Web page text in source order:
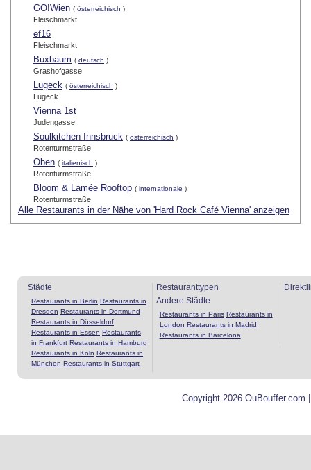
GO!Wien ( österreichisch )
Fleischmarkt
ef16
Fleischmarkt
Buxbaum ( deutsch )
Grashofgasse
Lugeck ( österreichisch )
Lugeck
Vienna 1st
Judengasse
Soulkitchen Innsbruck ( österreichisch )
Rotenturmstraße
Oben ( italienisch )
Rotenturmstraße
Bloom & Lamée Rooftop ( internationale )
Rotenturmstraße
Alle Restaurants in der Nähe von 'Hard Rock Café Vienna' anzeigen
Städte
Restaurants in Berlin Restaurants in
Dresden Restaurants in Dortmund
Restaurants in Düsseldorf
Restaurants in Essen Restaurants
in Frankfurt Restaurants in Hamburg
Restaurants in Köln Restaurants in
München Restaurants in Stuttgart
Restauranttypen
Andere Städte
Restaurants in Paris Restaurants in
London Restaurants in Madrid
Restaurants in Barcelona
Copyright 2026 OuBouffer.com